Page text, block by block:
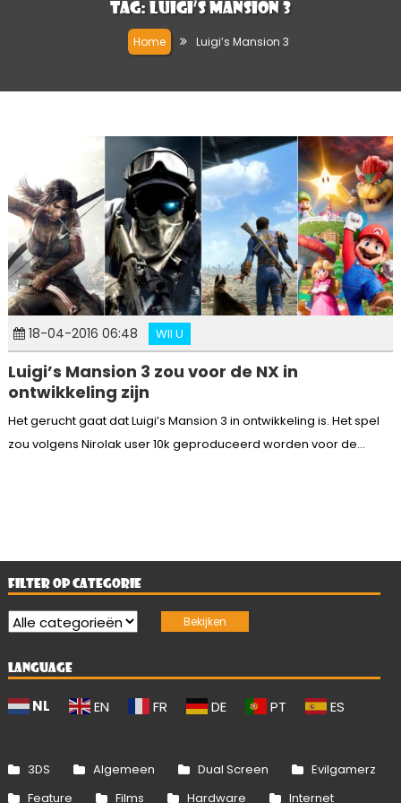
Tag: Luigi’s Mansion 3
Home Luigi’s Mansion 3
18-04-2016 06:48 WII U
Luigi’s Mansion 3 zou voor de NX in
ontwikkeling zijn
Het gerucht gaat dat Luigi’s Mansion 3 in ontwikkeling is. Het spel
zou volgens Nirolak user 10k geproduceerd worden voor de...
FILTER OP CATEGORIE
LANGUAGE
NL EN FR DE PT ES
3DS Algemeen Dual Screen
Evilgamerz
Feature
Films Hardware Internet